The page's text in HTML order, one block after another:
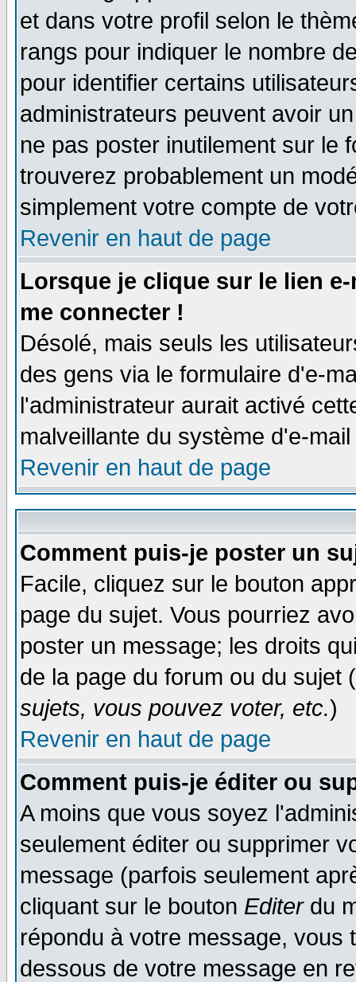
et dans votre profil selon le
rangs pour indiquer le nombre
pour identifier certains
administrateurs peuvent avoir
ne pas poster inutilement sur le
trouverez probablement un
simplement votre compte de
Revenir en haut de page
Lorsque je clique sur le lien
me connecter !
Désolé, mais seuls les
des gens via le formulaire d'e-
l'administrateur aurait activé
malveillante du système d'e-
Revenir en haut de page
Comment puis-je poster un
Facile, cliquez sur le bouton
page du sujet. Vous pourriez
poster un message; les droits
de la page du forum ou du sujet
sujets, vous pouvez voter, etc.)
Revenir en haut de page
Comment puis-je éditer ou
A moins que vous soyez
seulement éditer ou supprimer
message (parfois seulement
cliquant sur le bouton Editerdu
répondu à votre message, vous
dessous de votre message en